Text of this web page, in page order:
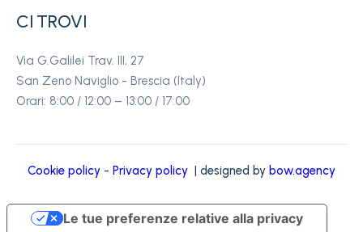
CI TROVI
Via G.Galilei Trav. III, 27
San Zeno Naviglio - Brescia (Italy)
Orari: 8:00 / 12:00 – 13:00 / 17:00
Cookie policy - Privacy policy | designed by bow.agency
Le tue preferenze relative alla privacy